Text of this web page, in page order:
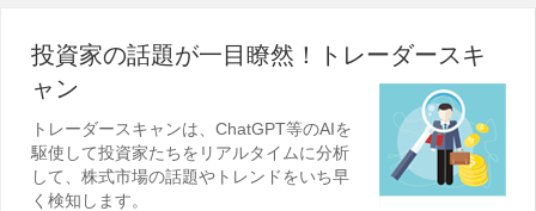
投資家の話題が一目瞭然！トレーダースキ
ャン
トレーダースキャンは、ChatGPT等のAIを
駆使して投資家たちをリアルタイムに分析
して、株式市場の話題やトレンドをいち早
く検知します。